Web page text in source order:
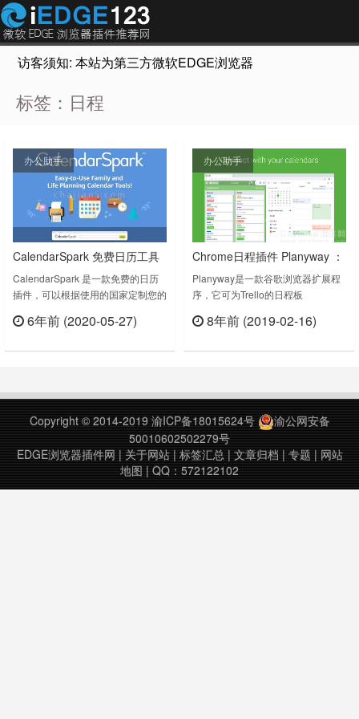
访客须知: 本站为第三方微软EDGE浏览器插件推荐网站，
标签：日程
办公助手
CalendarSpark 免费日历工具
支持打印、个性化
CalendarSpark 是一款免费的日历
插件，可以根据使用的国家定制您的
每年计划的日历安排，可以使用各种
calendar - right fro……
6年前 (2020-05-27)
办公助手
Chrome日程插件 Planyway ：
Trello日程管理日历
Planyway是一款谷歌浏览器扩展程
序，它可为Trello的日程板
管理的理想工具。它为您使用Trello
Google日历。Trello日程管理日历 •
日历集成……
8年前 (2019-02-16)
Copyright © 2014-2019 渝ICP备18015624号
渝公网安备
50010602502279号
EDGE浏览器插件网 | 关于网站| 标签汇总| 文章归档 | 专题 | 网站
地图 | QQ：572122102